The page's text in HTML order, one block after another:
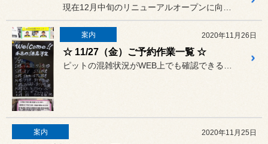
案内 2020年11月26日
☆ 11/27（金）ご予約作業一覧 ☆
案内 2020年11月25日